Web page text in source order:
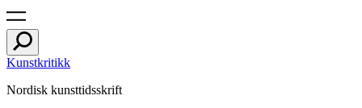
Kunstkritikk
Nordisk kunsttidsskrift